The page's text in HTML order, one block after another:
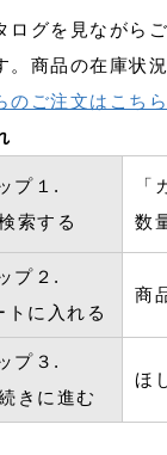
ログを見ながら
。商品の在庫状
のご注文はこちら
プ１.
索する
数
プ２.
トに入れる
商
プ３.
きに進む
ほ